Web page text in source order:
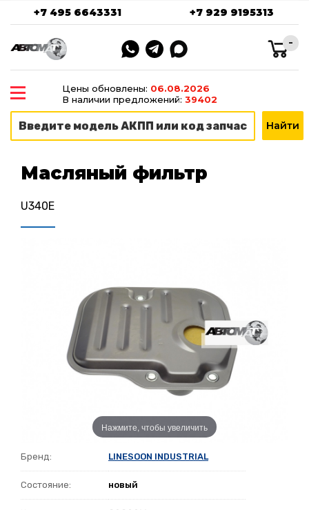
+7 495 6643331 +7 929 9195313
-
Цены обновлены: 06.08.2026
В наличии предложений: 39402
Масляный фильтр
U340E
Нажмите, чтобы увеличить
Бренд: LINESOON INDUSTRIAL
Состояние: новый